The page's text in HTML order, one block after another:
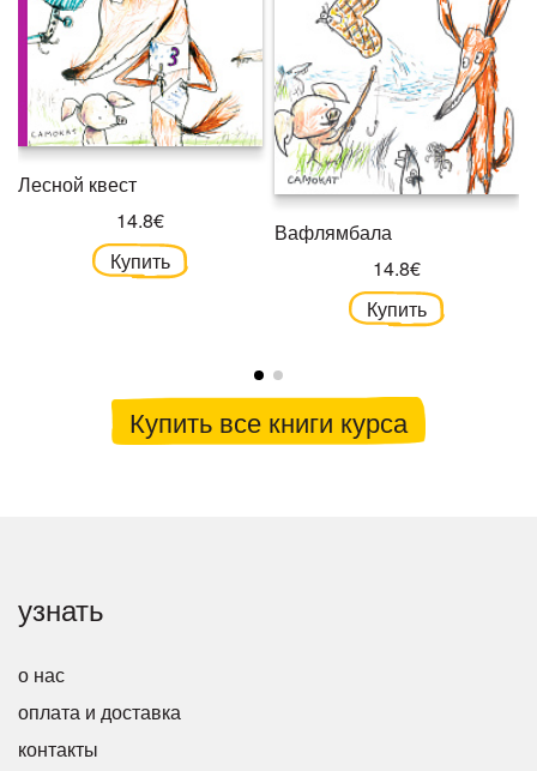
Лесной квест
14.8€
Купить
Вафлямбала
14.8€
Купить
Купить все книги курса
узнать
о нас
оплата и доставка
контакты